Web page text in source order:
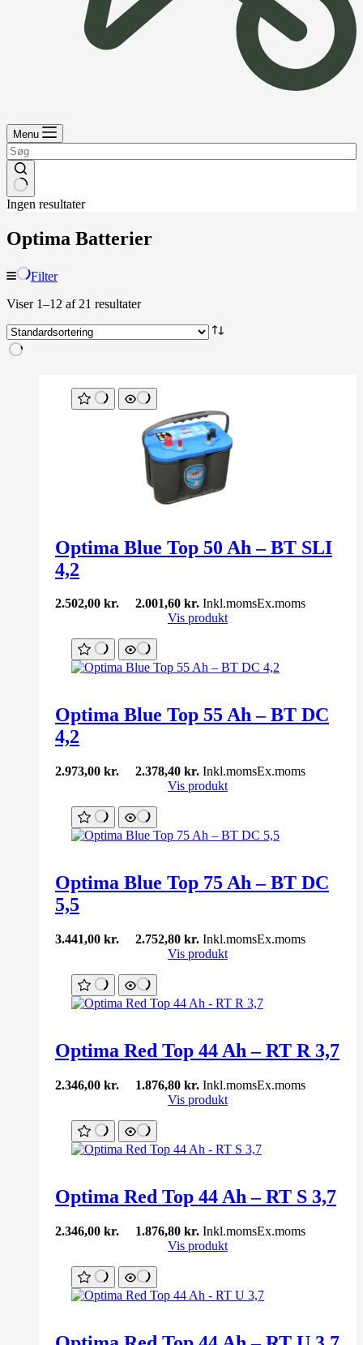
Menu
Ingen resultater
Optima Batterier
Filter
Viser 1–12 af 21 resultater
Optima Blue Top 50 Ah – BT SLI
4,2
2.502,00 kr. 2.001,60 kr. Inkl.momsEx.moms
Vis produkt
Optima Blue Top 55 Ah – BT DC
4,2
2.973,00 kr. 2.378,40 kr. Inkl.momsEx.moms
Vis produkt
Optima Blue Top 75 Ah – BT DC
5,5
3.441,00 kr. 2.752,80 kr. Inkl.momsEx.moms
Vis produkt
Optima Red Top 44 Ah – RT R 3,7
2.346,00 kr. 1.876,80 kr. Inkl.momsEx.moms
Vis produkt
Optima Red Top 44 Ah – RT S 3,7
2.346,00 kr. 1.876,80 kr. Inkl.momsEx.moms
Vis produkt